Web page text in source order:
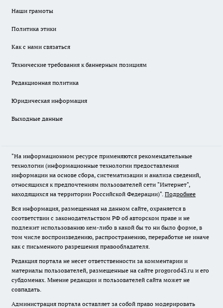
Наши грамоты
Политика этики
Как с нами связаться
Технические требования к баннерным позициям
Редакционная политика
Юридическая информация
Выходные данные
"На информационном ресурсе применяются рекомендательные
технологии (информационные технологии предоставления
информации на основе сбора, систематизации и анализа сведений,
относящихся к предпочтениям пользователей сети "Интернет",
находящихся на территории Российской Федерации)". Подробнее
Вся информация, размещенная на данном сайте, охраняется в
соответствии с законодательством РФ об авторском праве и не
подлежит использованию кем-либо в какой бы то ни было форме, в
том числе воспроизведению, распространению, переработке не иначе
как с письменного разрешения правообладателя.
Редакция портала не несет ответственности за комментарии и
материалы пользователей, размещенные на сайте progorod43.ru и его
субдоменах. Мнение редакции и пользователей сайта может не
совпадать.
Администрация портала оставляет за собой право модерировать